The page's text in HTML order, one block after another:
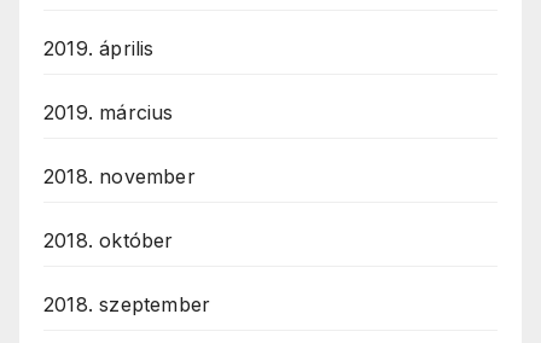
2019. április
2019. március
2018. november
2018. október
2018. szeptember